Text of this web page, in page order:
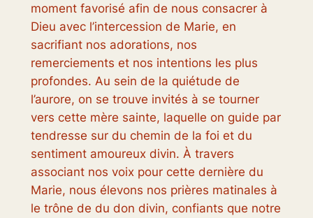
moment favorisé afin de nous consacrer à
Dieu avec l’intercession de Marie, en
sacrifiant nos adorations, nos
remerciements et nos intentions les plus
profondes. Au sein de la quiétude de
l’aurore, on se trouve invités à se tourner
vers cette mère sainte, laquelle on guide par
tendresse sur du chemin de la foi et du
sentiment amoureux divin. À travers
associant nos voix pour cette dernière du
Marie, nous élevons nos prières matinales à
le trône de du don divin, confiants que notre